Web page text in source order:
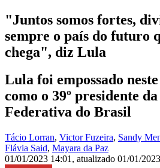
"Juntos somos fortes,
sempre o país do futuro
chega", diz Lula
Lula foi empossado
como o 39º presidente
Federativa do Brasil
Tácio Lorran, Victor Fuzeira, Sandy
Flávia Said, Mayara da Paz
01/01/2023 14:01 , atualizado 01/01/